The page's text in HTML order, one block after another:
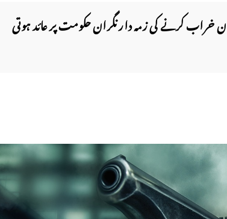
خراب کرنے کی زمہ دار نگران حکومت پر عائد ہوتی